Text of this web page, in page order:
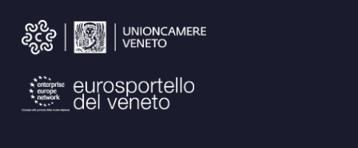
a
t
i